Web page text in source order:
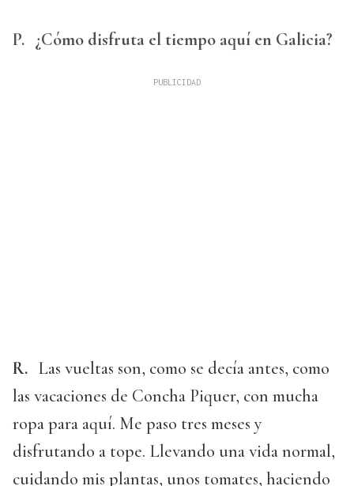
P. ¿Cómo disfruta el tiempo aquí en Galicia?
R. Las vueltas son, como se decía antes, como
las vacaciones de Concha Piquer, con mucha
ropa para aquí. Me paso tres meses y
disfrutando a tope. Llevando una vida normal,
cuidando mis plantas, unos tomates, haciendo